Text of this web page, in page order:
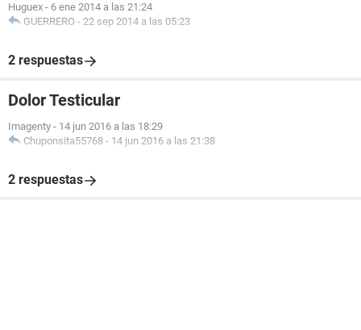
Huguex - 6 ene 2014 a las 21:24
GUERRERO - 22 sep 2014 a las 05:23
2 respuestas
Dolor Testicular
Imagenty - 14 jun 2016 a las 18:29
Chuponsita55768 - 14 jun 2016 a las 21:38
2 respuestas